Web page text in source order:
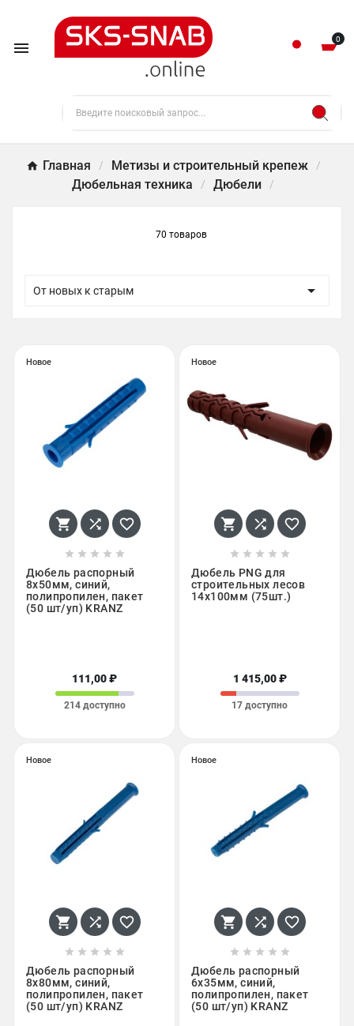
 0
Главная
Метизы и строительный крепеж
Дюбельная техника
Дюбели
70 товаров
От новых к старым 
Новое
  
    
Дюбель распорный
8х50мм, синий,
полипропилен, пакет
(50 шт/уп) KRANZ
111,00 ₽
214 доступно
Новое
  
    
Дюбель PNG для
строительных лесов
14x100мм (75шт.)
1 415,00 ₽
17 доступно
Новое
  
    
Дюбель распорный
8х80мм, синий,
полипропилен, пакет
(50 шт/уп) KRANZ
Новое
  
    
Дюбель распорный
6х35мм, синий,
полипропилен, пакет
(50 шт/уп) KRANZ